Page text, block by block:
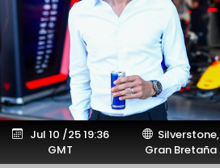
Jul 10 /25 19:36
GMT
Silverstone,
Gran Bretaña